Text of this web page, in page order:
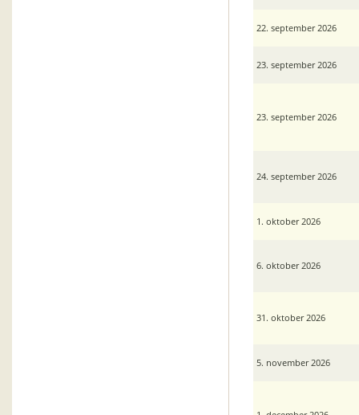
22. september 2026
23. september 2026
23. september 2026
24. september 2026
1. oktober 2026
6. oktober 2026
31. oktober 2026
5. november 2026